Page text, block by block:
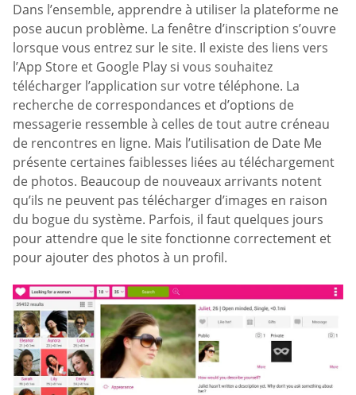
Dans l’ensemble, apprendre à utiliser la plateforme ne
pose aucun problème. La fenêtre d’inscription s’ouvre
lorsque vous entrez sur le site. Il existe des liens vers
l’App Store et Google Play si vous souhaitez
télécharger l’application sur votre téléphone. La
recherche de correspondances et d’options de
messagerie ressemble à celles de tout autre créneau
de rencontres en ligne. Mais l’utilisation de Date Me
présente certaines faiblesses liées au téléchargement
de photos. Beaucoup de nouveaux arrivants notent
qu’ils ne peuvent pas télécharger d’images en raison
du bogue du système. Parfois, il faut quelques jours
pour attendre que le site fonctionne correctement et
pour ajouter des photos à un profil.